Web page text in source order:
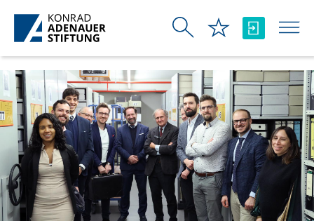
Saut au contenu principal